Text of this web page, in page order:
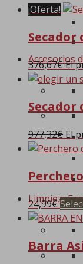
Accesorios
Limpieza
¡Oferta!
Secador
376,67€El
Secador
977,32€ El
24,99€
Barra